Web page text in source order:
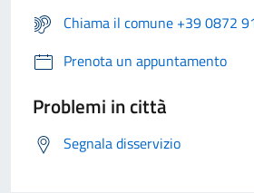
Chiama il comune +39 0872
Prenota un appuntamento
Problemi in città
Segnala disservizio